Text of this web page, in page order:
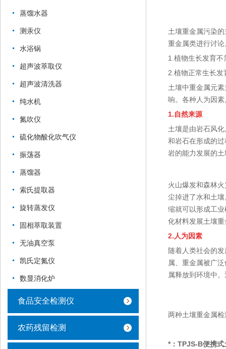
蒸馏水器
测汞仪
水浴锅
超声波萃取仪
超声波清洗器
纯水机
氮吹仪
硫化物酸化吹气仪
振荡器
蒸馏器
索氏提取器
旋转蒸发仪
固相萃取装置
无油真空泵
凯氏定氮仪
数显消化炉
食品安全检测仪
农药残留检测
土壤重金属污染
重金属类进行讨论
1.植物生长发育
2. 植物正常生长发
土壤中重金属元
响。各种人为因
1.自然来源
土壤是由岩石风
和岩石在形成的
岩的能力发展的
火山爆发和森林
尘掉进了水和土
缩就可以形成工
化材料发展土壤
2.人为因素
随着人类社会的
属、重金属被广
属释放到环境中
两种土壤重金属
*：TPJS-B便携